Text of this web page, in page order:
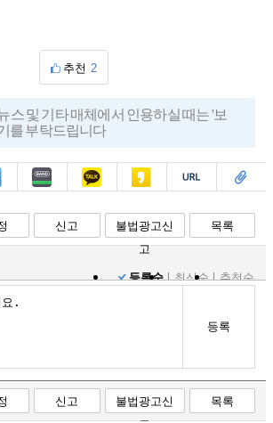
추천 2
스 및 기타 매체에서 인용하실 때는 '보
를 부탁드립니다
밴드 카톡 카스 복사 스크랩
신고
불법광고신
고
목록
등록순
최신순 추천순
등록
신고
불법광고신
목록